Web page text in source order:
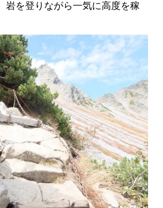
岩を登りながら一気に高度を稼